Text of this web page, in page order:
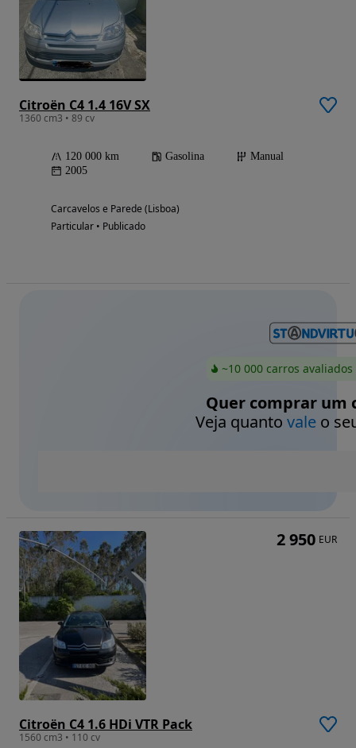
Citroën C4 1.4 16V SX
1360 cm3 • 89 cv
120 000 km Gasolina
Manual
2005
Carcavelos e Parede (Lisboa)
Particular • Publicado
~10 000 carros
Quer comprar um
Veja quanto valeo
Citroën C4 1.6 HDi VTR Pack
1560 cm3 • 110 cv
2 950 EUR